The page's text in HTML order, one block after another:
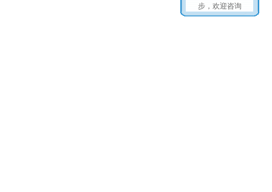
步，欢迎咨询